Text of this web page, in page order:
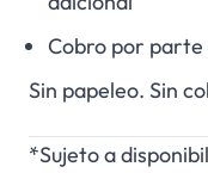
Cobro por parte
Sin papeleo. Sin
*Sujeto a